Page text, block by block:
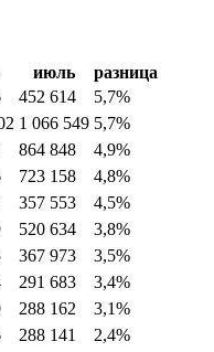
июль
разница
452 614
5,7%
1 066 549 5,7%
864 848
4,9%
723 158
4,8%
357 553
4,5%
520 634
3,8%
367 973
3,5%
291 683
3,4%
288 162
3,1%
288 141 2,4%